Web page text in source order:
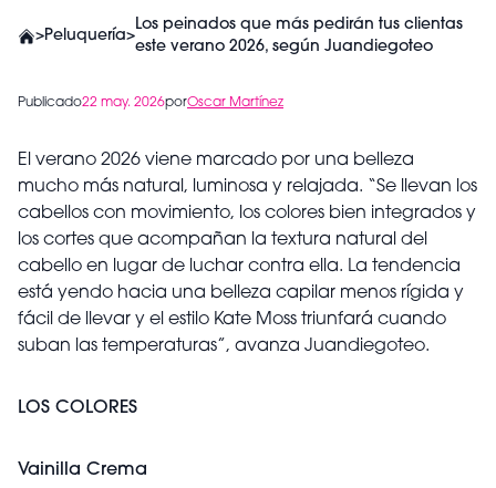
>Peluquería>
Los peinados que más pedirán tus clientas
este verano 2026, según Juandiegoteo
Publicado22 may. 2026porOscar Martínez
El verano 2026 viene marcado por una belleza
mucho más natural, luminosa y relajada. “Se llevan los
cabellos con movimiento, los colores bien integrados y
los cortes que acompañan la textura natural del
cabello en lugar de luchar contra ella. La tendencia
está yendo hacia una belleza capilar menos rígida y
fácil de llevar y el estilo Kate Moss triunfará cuando
suban las temperaturas”, avanza Juandiegoteo.
LOS COLORES
Vainilla Crema